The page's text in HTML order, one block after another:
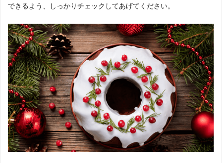
できるよう、しっかりチェックしてあげてください。